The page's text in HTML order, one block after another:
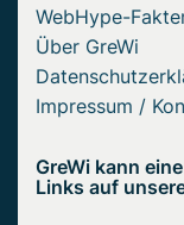
WebHype-
Über GreWi
Impressum /
GreWi kann
Links auf